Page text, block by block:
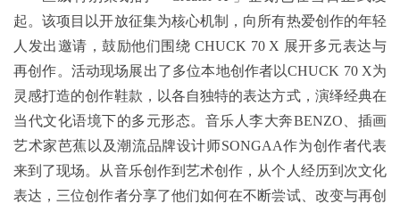
起。该项目以开放征集为核心机制，向所有热爱创作的年轻
人发出邀请，鼓励他们围绕 CHUCK 70 X 展开多元表达与
再创作。活动现场展出了多位本地创作者以CHUCK 70 X为
灵感打造的创作鞋款，以各自独特的表达方式，演绎经典在
当代文化语境下的多元形态。音乐人李大奔BENZO、插画
艺术家芭蕉以及潮流品牌设计师SONGAA作为创作者代表
来到了现场。从音乐创作到艺术创作，从个人经历到次文化
表达，三位创作者分享了他们如何在不断尝试、改变与再创